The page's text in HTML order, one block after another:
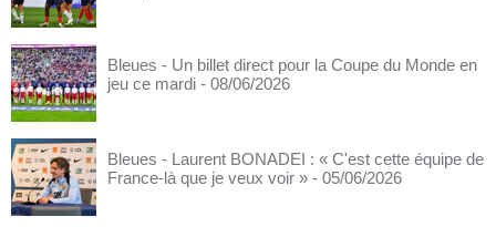
Bleues - Un billet direct pour la Coupe du Monde en
jeu ce mardi - 08/06/2026
Bleues - Laurent BONADEI : « C'est cette équipe de
France-là que je veux voir » - 05/06/2026